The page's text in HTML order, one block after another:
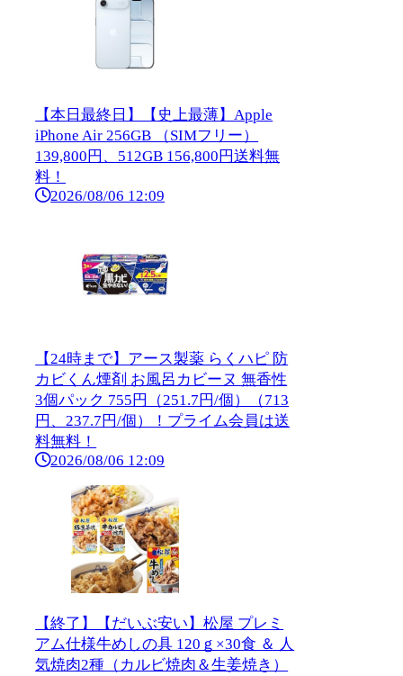
【本日最終日】【史上最薄】Apple
iPhone Air 256GB （SIMフリー）
139,800円、512GB 156,800円送料無
料！
2026/08/06 12:09
【24時まで】アース製薬 らくハピ 防
カビくん煙剤 お風呂カビーヌ 無香性
3個パック 755円（251.7円/個）（713
円、237.7円/個）！プライム会員は送
料無料！
2026/08/06 12:09
【終了】【だいぶ安い】松屋 プレミ
アム仕様牛めしの具 120ｇ×30食 ＆ 人
気焼肉2種（カルビ焼肉＆生姜焼き）